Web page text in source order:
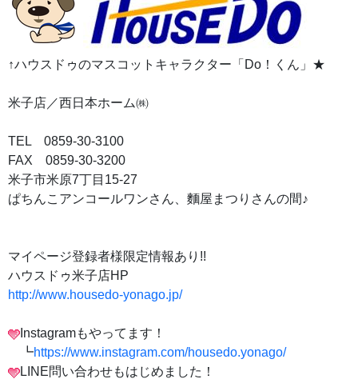
↑ハウスドゥのマスコットキャラクター「Do！くん」★
米子店／西日本ホーム㈱
TEL 0859-30-3100
FAX 0859-30-3200
米子市米原7丁目15-27
ぱちんこアンコールワンさん、麵屋まつりさんの間♪
マイページ登録者様限定情報あり!!
ハウスドゥ米子店HP
http://www.housedo-yonago.jp/
Instagramもやってます！
┗https://www.instagram.com/housedo.yonago/
LINE問い合わせもはじめました！